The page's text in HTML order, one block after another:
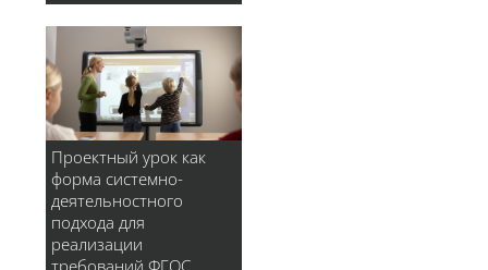
Проектный урок как
форма системно-
деятельностного
подхода для
реализации
требований ФГОС